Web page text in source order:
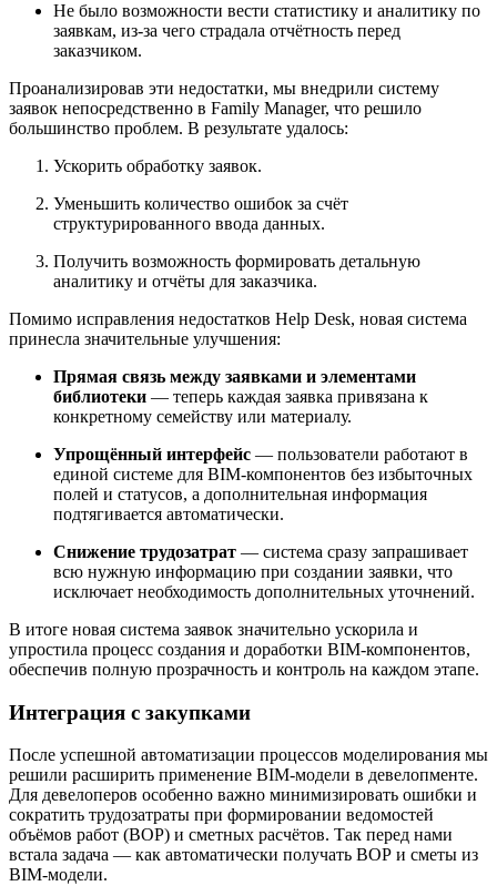
Не было возможности вести статистику и аналитику по
заявкам, из-за чего страдала отчётность перед
заказчиком.
Проанализировав эти недостатки, мы внедрили систему
заявок непосредственно в Family Manager, что решило
большинство проблем. В результате удалось:
Ускорить обработку заявок.
Уменьшить количество ошибок за счёт
структурированного ввода данных.
Получить возможность формировать детальную
аналитику и отчёты для заказчика.
Помимо исправления недостатков Help Desk, новая система
принесла значительные улучшения:
Прямая связь между заявками и элементами
библиотеки — теперь каждая заявка привязана к
конкретному семейству или материалу.
Упрощённый интерфейс — пользователи работают в
единой системе для BIM-компонентов без избыточных
полей и статусов, а дополнительная информация
подтягивается автоматически.
Снижение трудозатрат — система сразу запрашивает
всю нужную информацию при создании заявки, что
исключает необходимость дополнительных уточнений.
В итоге новая система заявок значительно ускорила и
упростила процесс создания и доработки BIM-компонентов,
обеспечив полную прозрачность и контроль на каждом этапе.
Интеграция с закупками
После успешной автоматизации процессов моделирования мы
решили расширить применение BIM-модели в девелопменте.
Для девелоперов особенно важно минимизировать ошибки и
сократить трудозатраты при формировании ведомостей
объёмов работ (ВОР) и сметных расчётов. Так перед нами
встала задача — как автоматически получать ВОР и сметы из
BIM-модели.